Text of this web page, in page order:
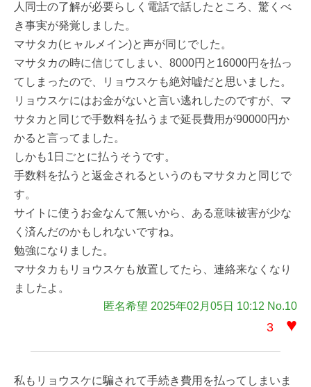
人同士の了解が必要らしく電話で話したところ、驚くべ
き事実が発覚しました。
マサタカ(ヒャルメイン)と声が同じでした。
マサタカの時に信じてしまい、8000円と16000円を払っ
てしまったので、リョウスケも絶対嘘だと思いました。
リョウスケにはお金がないと言い逃れしたのですが、マ
サタカと同じで手数料を払うまで延長費用が90000円か
かると言ってました。
しかも1日ごとに払うそうです。
手数料を払うと返金されるというのもマサタカと同じで
す。
サイトに使うお金なんて無いから、ある意味被害が少な
く済んだのかもしれないですね。
勉強になりました。
マサタカもリョウスケも放置してたら、連絡来なくなり
ましたよ。
匿名希望 2025年02月05日 10:12 No.10
3 ♥
私もリョウスケに騙されて手続き費用を払ってしまいま